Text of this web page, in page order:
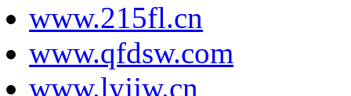
www.215fl.cn
www.qfdsw.com
www.lyjjw.cn